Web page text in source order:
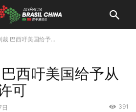
裁 巴西吁美国给予...
西吁美国给予从
可
391